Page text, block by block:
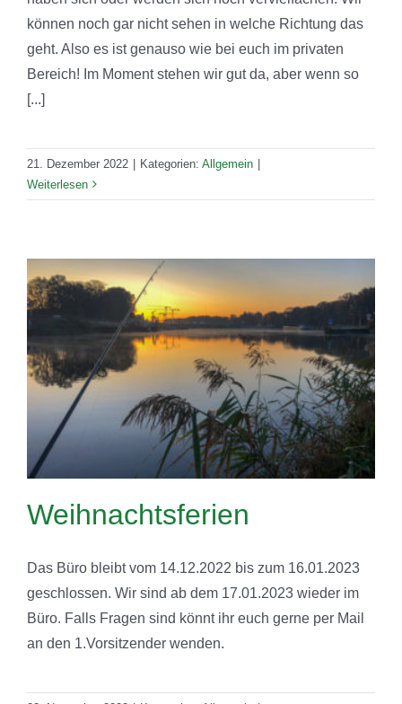
können noch gar nicht sehen in welche Richtung das
geht. Also es ist genauso wie bei euch im privaten
Bereich! Im Moment stehen wir gut da, aber wenn so
[...]
21. Dezember 2022 Kategorien: Allgemein
Weiterlesen
Weihnachtsferien
Das Büro bleibt vom 14.12.2022 bis zum 16.01.2023
geschlossen. Wir sind ab dem 17.01.2023 wieder im
Büro. Falls Fragen sind könnt ihr euch gerne per Mail
an den 1.Vorsitzender wenden.